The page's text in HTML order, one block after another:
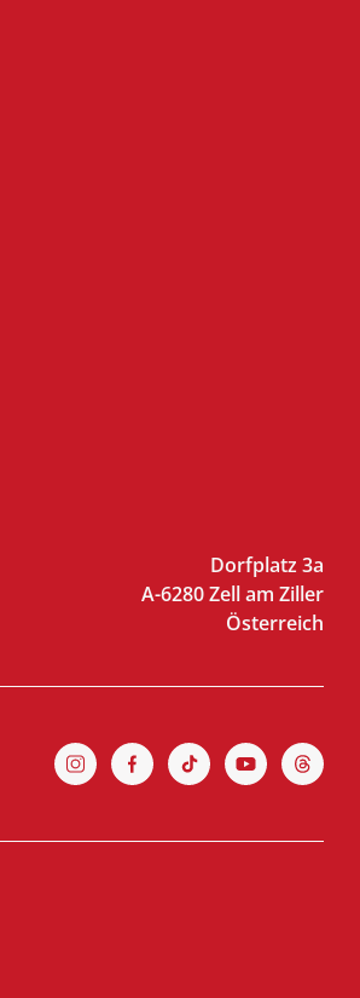
Dorfplatz 3a
A-6280 Zell am Ziller
Österreich